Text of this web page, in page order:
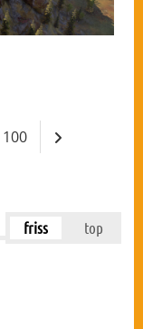
100
friss top